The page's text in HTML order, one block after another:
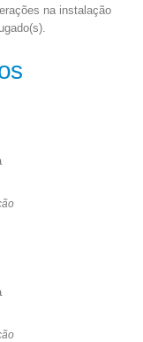
na instalação